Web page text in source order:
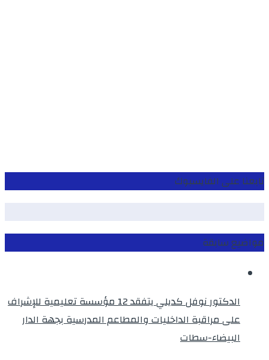
تابعنا على الفايسبوك
مواضيع سابقة
الدكتور نوفل كديلي يتفقد 12 مؤسسة تعليمية للإشراف
على مراقبة الداخليات والمطاعم المدرسية بجهة الدار
البيضاء-سطات